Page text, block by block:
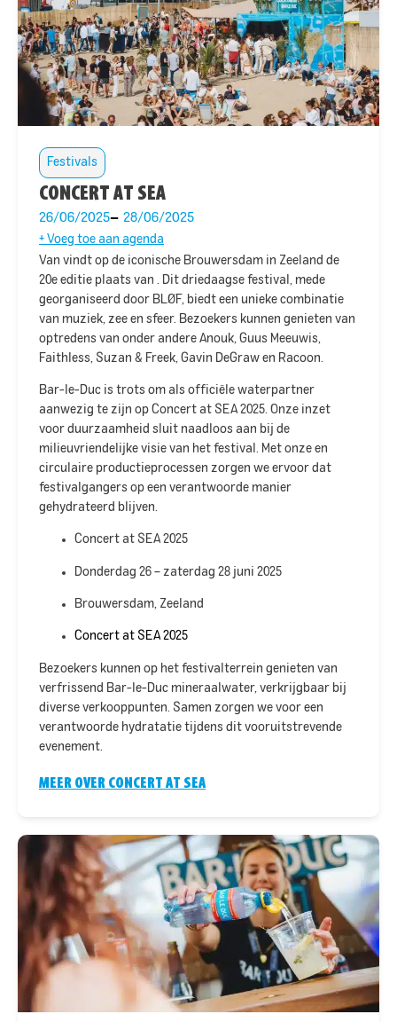
Festivals
CONCERT AT SEA
26/06/2025 28/06/2025
+ Voeg toe aan agenda
Van vindt op de iconische Brouwersdam in Zeeland de
20e editie plaats van
. Dit driedaagse festival, mede
georganiseerd door BLØF, biedt een unieke combinatie
van muziek, zee en sfeer. Bezoekers kunnen genieten van
optredens van onder andere Anouk, Guus Meeuwis,
Faithless, Suzan & Freek, Gavin DeGraw en Racoon.
Bar-le-Duc is trots om als officiële waterpartner
aanwezig te zijn op Concert at SEA 2025. Onze inzet
voor duurzaamheid sluit naadloos aan bij de
milieuvriendelijke visie van het festival. Met onze en
circulaire productieprocessen zorgen we ervoor dat
festivalgangers op een verantwoorde manier
gehydrateerd blijven.​
Concert at SEA 2025
Donderdag 26 – zaterdag 28 juni 2025
Brouwersdam, Zeeland
Concert at SEA 2025
Bezoekers kunnen op het festivalterrein genieten van
verfrissend Bar-le-Duc mineraalwater, verkrijgbaar bij
diverse verkooppunten. Samen zorgen we voor een
verantwoorde hydratatie tijdens dit vooruitstrevende
evenement.
MEER OVER CONCERT AT SEA